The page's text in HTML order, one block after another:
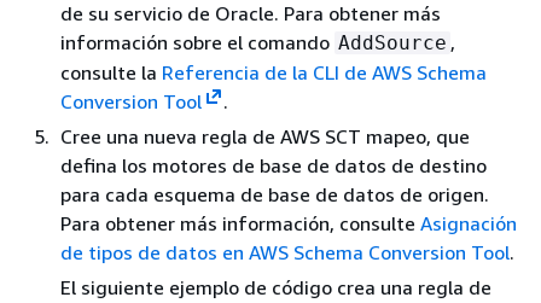
de su servicio de Oracle. Para obtener más
información sobre el comando AddSource ,
consulte la Referencia de la CLI de AWS Schema
Conversion Tool
.
Cree una nueva regla de AWS SCT mapeo, que
defina los motores de base de datos de destino
para cada esquema de base de datos de origen.
Para obtener más información, consulte Asignación
de tipos de datos en AWS Schema Conversion Tool.
El siguiente ejemplo de código crea una regla de